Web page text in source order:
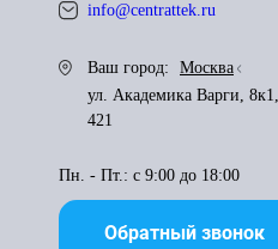
info@centrattek.ru
Ваш город:
Москва
ул. Академика Варги,
421
Пн. - Пт.: с 9:00 до 18:00
Обратный звонок